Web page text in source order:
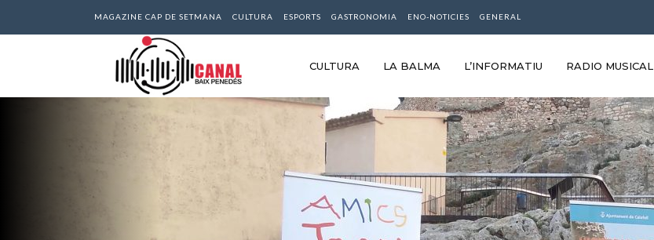
MAGAZINE CAP DE SETMANA CULTURA ESPORTS GASTRONOMIA ENO-NOTICIES GENERAL
CULTURA LA BALMA L’INFORMATIU RADIO MUSICAL